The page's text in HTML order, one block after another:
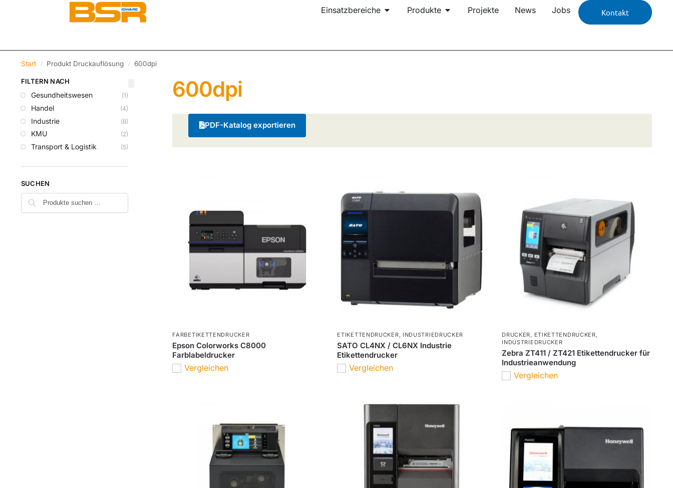
Einsatzbereiche Produkte Projekte News Jobs Kontakt
Start / Produkt Druckauflösung / 600dpi
600dpi
PDF-Katalog exportieren
FARBETIKETTENDRUCKER
Epson Colorworks C8000
Farblabeldrucker
Vergleichen
ETIKETTENDRUCKER INDUSTRIEDRUCKER
SATO CL4NX / CL6NX Industrie
Etikettendrucker
Vergleichen
DRUCKER ETIKETTENDRUCKER
INDUSTRIEDRUCKER
Zebra ZT411 / ZT421 Etikettendrucker für
Industrieanwendung
Vergleichen
FILTERN NACH
Gesundheitswesen (1)
Handel (4)
Industrie (8)
KMU (2)
Transport & Logistik (5)
SUCHEN